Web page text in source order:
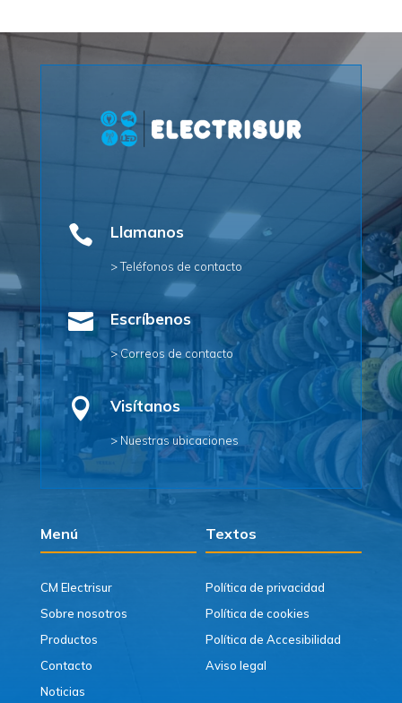
 Llamanos
> Teléfonos de contacto
 Escríbenos
> Correos de contacto
 Visítanos
> Nuestras ubicaciones
Menú Textos
CM Electrisur
Sobre nosotros
Productos
Contacto
Noticias
Política de privacidad
Política de cookies
Política de Accesibilidad
Aviso legal